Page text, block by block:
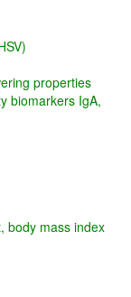
properties
biomarkers IgA,
body mass index